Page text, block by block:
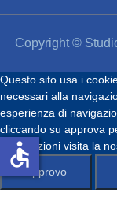
Copyright ©
Questo sito usa i
necessari alla
esperienza di
cliccando su approva
informazioni visita la
Approvo
accessible